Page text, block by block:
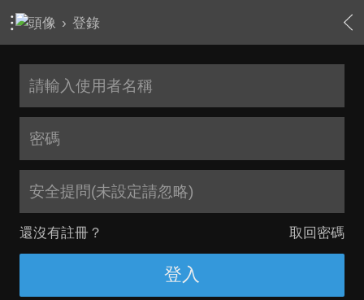
› 登錄
安全提問(未設定請忽略)
還沒有註冊？ 取回密碼
登入